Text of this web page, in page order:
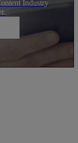
Industry